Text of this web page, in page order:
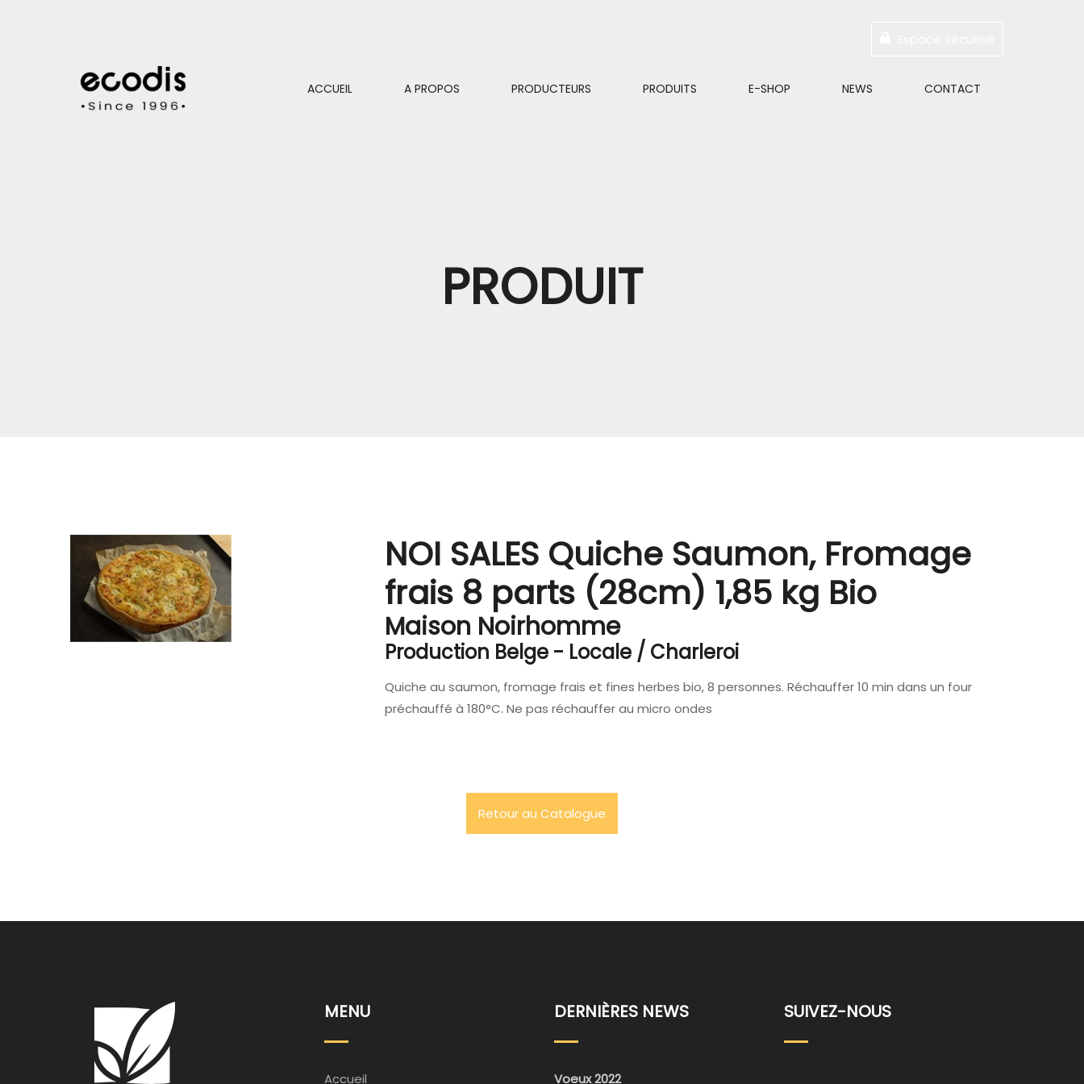
ACCUEIL A PROPOS PRODUCTEURS PRODUITS E-SHOP NEWS CONTACT
PRODUIT
NOI SALES Quiche Saumon, Fromage
frais 8 parts (28cm) 1,85 kg Bio
Maison Noirhomme
Production Belge - Locale / Charleroi
Quiche au saumon, fromage frais et fines herbes bio, 8 personnes. Réchauffer 10 min dans un four
préchauffé à 180°C. Ne pas réchauffer au micro ondes
Retour au Catalogue
MENU
Accueil
DERNIÈRES NEWS
Voeux 2022
SUIVEZ-NOUS